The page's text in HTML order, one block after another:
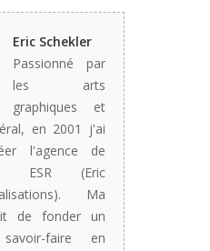
Eric Schekler
Passionné par
les arts
graphiques et
en 2001 j'ai
l'agence de
ESR (Eric
Ma
de fonder un
faire en